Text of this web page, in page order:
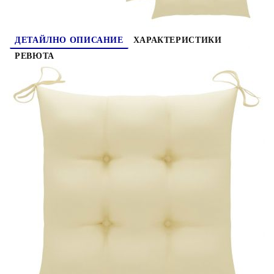
ДЕТАЙЛНО ОПИСАНИЕ
ХАРАКТЕРИСТИКИ
РЕВЮТА
Тези дървени сгъваеми градински столове,
отличаващи се със семпъл, но елегантен дизайн,
са предназначени да ви донесат удобно
изживяване при седене. Тази мебел от тик е
изработена от изключително издръжлива тикова
пещ, а след това фино шлифована, за да ѝ се
придаде много гладък вид. Тиковото дърво е
идеалният избор, ако искате да закупите
дълготрайна градинска мебел. Шлифованата
повърхност се почиства лесно с влажна кърпа.
Тези градински трапезни столове са леки, което
ги прави гъвкави и лесни за местене. Външните
столове могат да се сгъват лесно, когато не се